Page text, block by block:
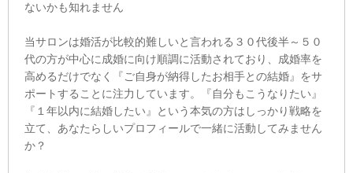
ないかも知れません
当サロンは婚活が比較的難しいと言われる３０代後半～５０
代の方が中心に成婚に向け順調に活動されており、成婚率を
高めるだけでなく『ご自身が納得したお相手との結婚』をサ
ポートすることに注力しています。『自分もこうなりたい』
『１年以内に結婚したい』という本気の方はしっかり戦略を
立て、あなたらしいプロフィールで一緒に活動してみません
か？